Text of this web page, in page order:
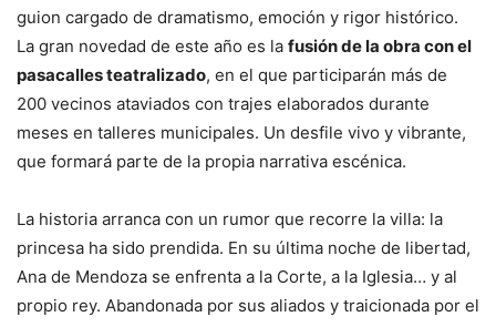
guion cargado de dramatismo, emoción y rigor histórico.
La gran novedad de este año es la fusión de la obra con el
pasacalles teatralizado, en el que participarán más de
200 vecinos ataviados con trajes elaborados durante
meses en talleres municipales. Un desfile vivo y vibrante,
que formará parte de la propia narrativa escénica.
La historia arranca con un rumor que recorre la villa: la
princesa ha sido prendida. En su última noche de libertad,
Ana de Mendoza se enfrenta a la Corte, a la Iglesia… y al
propio rey. Abandonada por sus aliados y traicionada por el